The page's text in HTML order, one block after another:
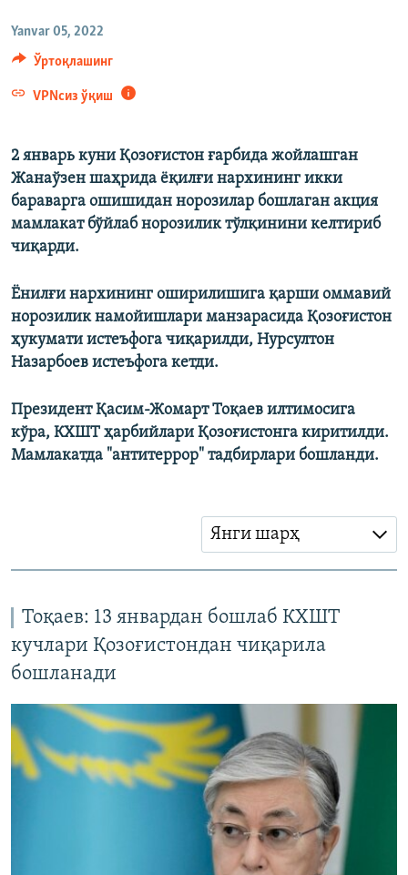
Yanvar 05, 2022
Ўртоқлашинг
VPNсиз ўқиш
2 январь куни Қозоғистон ғарбида жойлашган
Жанаўзен шаҳрида ёқилғи нархининг икки
бараварга ошишидан норозилар бошлаган акция
мамлакат бўйлаб норозилик тўлқинини келтириб
чиқарди.
Ёнилғи нархининг оширилишига қарши оммавий
норозилик намойишлари манзарасида Қозоғистон
ҳукумати истеъфога чиқарилди, Нурсултон
Назарбоев истеъфога кетди.
Президент Қасим-Жомарт Тоқаев илтимосига
кўра, КХШТ ҳарбийлари Қозоғистонга киритилди.
Мамлакатда "антитеррор" тадбирлари бошланди.
Янги шарҳ
Тоқаев: 13 январдан бошлаб КХШТ
кучлари Қозоғистондан чиқарила
бошланади